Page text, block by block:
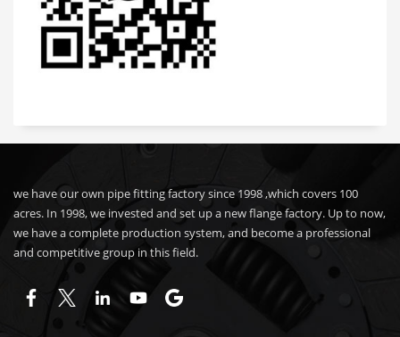
we have our own pipe fitting factory since 1998 ,which covers 100
acres. In 1998, we invested and set up a new flange factory. Up to now,
we have a complete production system, and become a professional
and competitive group in this field.